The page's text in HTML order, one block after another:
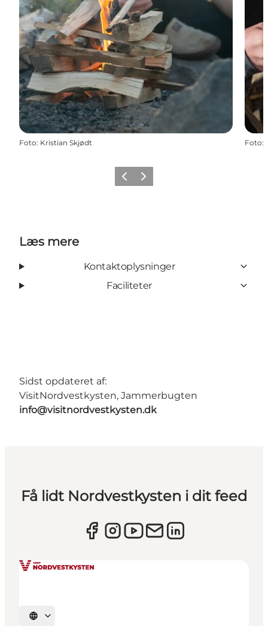
Foto: Kristian Skjødt Foto:
ForrigeNæste
Læs mere
Kontaktoplysninger
Faciliteter
Sidst opdateret af:
VisitNordvestkysten, Jammerbugten
info@visitnordvestkysten.dk
Få lidt Nordvestkysten i dit feed
Vælg sprog